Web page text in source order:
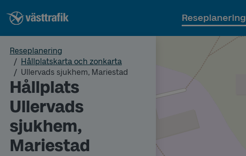
Reseplanering
Reseplanering
Hållplatskarta och zonkarta
Ullervads sjukhem, Mariestad
Hållplats
Ullervads
sjukhem,
Mariestad